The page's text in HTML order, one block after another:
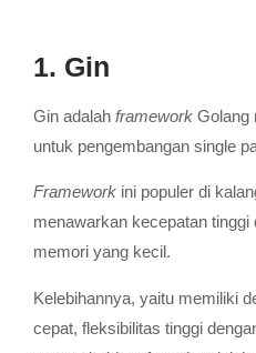
1. Gin
Gin adalah framework Golang
untuk pengembangan single
Framework ini populer di
menawarkan kecepatan tinggi
memori yang kecil.
Kelebihannya, yaitu memiliki
cepat, fleksibilitas tinggi